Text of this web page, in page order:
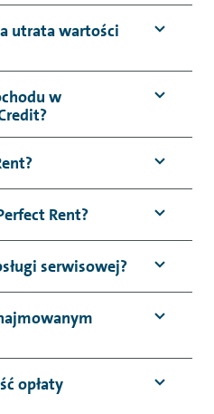
utrata wartości
w
Rent?
serwisowej?
opłaty